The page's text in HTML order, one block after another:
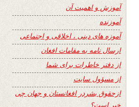
آموزش و اهمیت آن
آموزنده
آموزه های دینی ، اخلاقی و اجتماعی
ارسال نامه به مقامات افغان
از دفتر خاطرات برای شما
از مسؤول سایت
ازحقوق بشردر افغانستان و جهان چی
خبر است؟